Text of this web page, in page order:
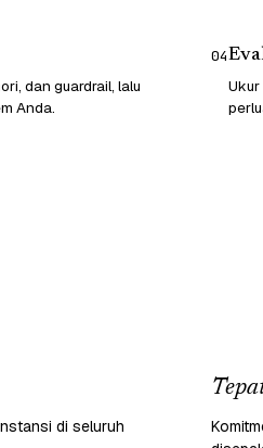
dan guardrail, lalu
Anda.
04
di seluruh